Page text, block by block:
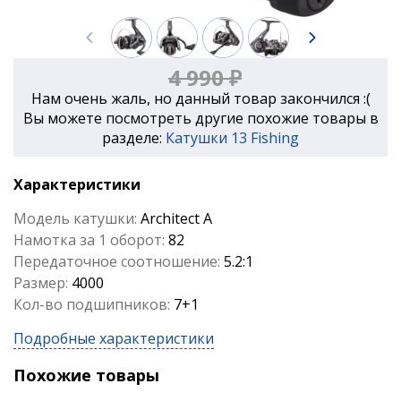
4 990 ₽
Нам очень жаль, но данный товар закончился :(
Вы можете посмотреть другие похожие товары в
разделе: Катушки 13 Fishing
Характеристики
Модель катушки: Architect A
Намотка за 1 оборот: 82
Передаточное соотношение: 5.2:1
Размер: 4000
Кол-во подшипников: 7+1
Подробные характеристики
Похожие товары